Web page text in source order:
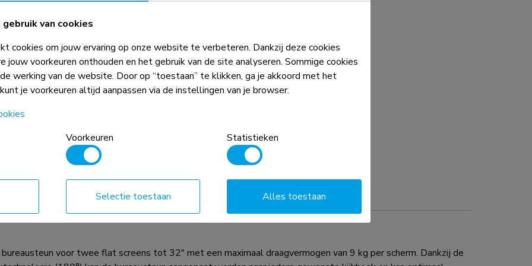
met het gewicht en de
absolute beperkingen voor de
voor twee flat screens tot 32" met een maximaal draagvermogen van 9 kg per scherm. Dankzij de
van cookies
cookies om jouw ervaring op onze website te verbeteren. Dankzij deze cookies
jouw voorkeuren onthouden en het gebruik van de site analyseren. Sommige cookies
werking van de website. Door op “toestaan” te klikken, ga je akkoord met het
je voorkeuren altijd aanpassen via de instellingen van je browser.
Voorkeuren Statistieken
Selectie toestaan Alles toestaan